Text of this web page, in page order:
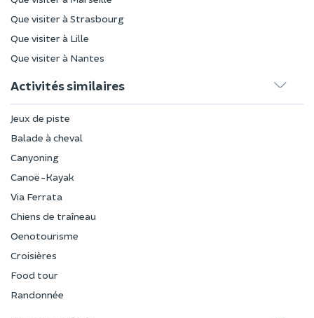
Que visiter à Strasbourg
Que visiter à Lille
Que visiter à Nantes
Activités similaires
Jeux de piste
Balade à cheval
Canyoning
Canoë-Kayak
Via Ferrata
Chiens de traîneau
Oenotourisme
Croisières
Food tour
Randonnée